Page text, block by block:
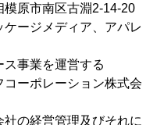
南区古淵2-14-20
ジメディア、アパレ
運営する
ーション株式会
管理及びそれに